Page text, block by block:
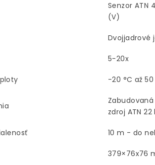
Senzor ATN
(V)
Dvojjadrové
5-20x
-20 °C až 50
zdroj ATN
10 m - do
379×76x76